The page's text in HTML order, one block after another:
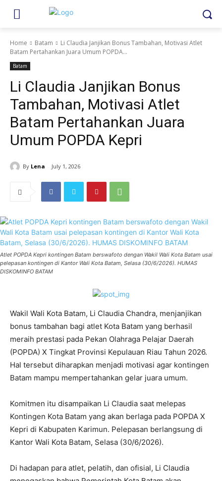
Home Batam
Li Claudia Janjikan Bonus Tambahan, Motivasi Atlet
Batam Pertahankan Juara Umum POPDA...
Batam
Li Claudia Janjikan Bonus
Tambahan, Motivasi Atlet
Batam Pertahankan Juara
Umum POPDA Kepri
By Lena July 1, 2026
Atlet POPDA Kepri kontingen Batam berswafoto dengan Wakil Wali Kota Batam usai
pelepasan kontingen di Kantor Wali Kota Batam, Selasa (30/6/2026). HUMAS
DISKOMINFO BATAM
Wakil Wali Kota Batam, Li Claudia Chandra, menjanjikan
bonus tambahan bagi atlet Kota Batam yang berhasil
meraih prestasi pada Pekan Olahraga Pelajar Daerah
(POPDA) X Tingkat Provinsi Kepulauan Riau Tahun 2026.
Hal tersebut diharapkan menjadi motivasi agar kontingen
Batam mampu mempertahankan gelar juara umum.
Komitmen itu disampaikan Li Claudia saat melepas
Kontingen Kota Batam yang akan berlaga pada POPDA X
Kepri di Kabupaten Karimun. Pelepasan berlangsung di
Kantor Wali Kota Batam, Selasa (30/6/2026).
Di hadapan para atlet, pelatih, dan ofisial, Li Claudia